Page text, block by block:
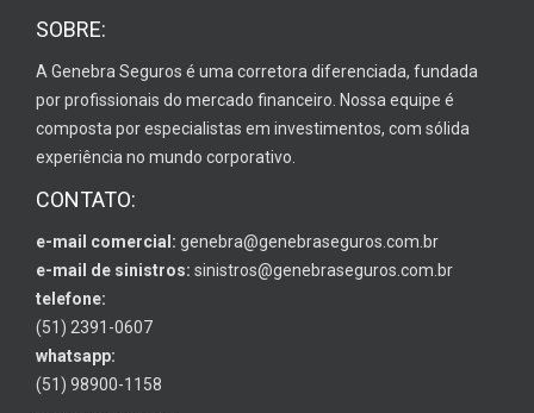
SOBRE:
A Genebra Seguros é uma corretora diferenciada, fundada
por profissionais do mercado financeiro. Nossa equipe é
composta por especialistas em investimentos, com sólida
experiência no mundo corporativo.
CONTATO:
e-mail comercial: genebra@genebraseguros.com.br
e-mail de sinistros: sinistros@genebraseguros.com.br
telefone:
(51) 2391-0607
whatsapp:
(51) 98900-1158